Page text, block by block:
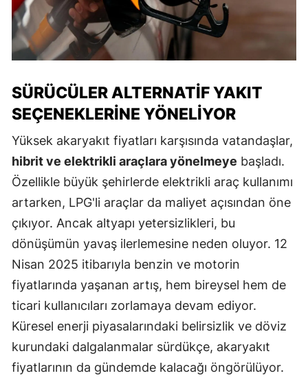
SÜRÜCÜLER ALTERNATIF YAKIT
SEÇENEKLERINE YÖNELIYOR
Yüksek akaryakıt fiyatları karşısında vatandaşlar,
hibrit ve elektrikli araçlara yönelmeye başladı.
Özellikle büyük şehirlerde elektrikli araç kullanımı
artarken, LPG'li araçlar da maliyet açısından öne
çıkıyor. Ancak altyapı yetersizlikleri, bu
dönüşümün yavaş ilerlemesine neden oluyor. 12
Nisan 2025 itibarıyla benzin ve motorin
fiyatlarında yaşanan artış, hem bireysel hem de
ticari kullanıcıları zorlamaya devam ediyor.
Küresel enerji piyasalarındaki belirsizlik ve döviz
kurundaki dalgalanmalar sürdükçe, akaryakıt
fiyatlarının da gündemde kalacağı öngörülüyor.